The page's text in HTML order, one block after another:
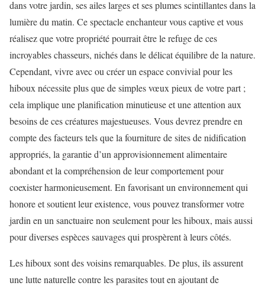
dans votre jardin, ses ailes larges et ses plumes scintillantes dans la
lumière du matin. Ce spectacle enchanteur vous captive et vous
réalisez que votre propriété pourrait être le refuge de ces
incroyables chasseurs, nichés dans le délicat équilibre de la nature.
Cependant, vivre avec ou créer un espace convivial pour les
hiboux nécessite plus que de simples vœux pieux de votre part ;
cela implique une planification minutieuse et une attention aux
besoins de ces créatures majestueuses. Vous devrez prendre en
compte des facteurs tels que la fourniture de sites de nidification
appropriés, la garantie d’un approvisionnement alimentaire
abondant et la compréhension de leur comportement pour
coexister harmonieusement. En favorisant un environnement qui
honore et soutient leur existence, vous pouvez transformer votre
jardin en un sanctuaire non seulement pour les hiboux, mais aussi
pour diverses espèces sauvages qui prospèrent à leurs côtés.
Les hiboux sont des voisins remarquables. De plus, ils assurent
une lutte naturelle contre les parasites tout en ajoutant de